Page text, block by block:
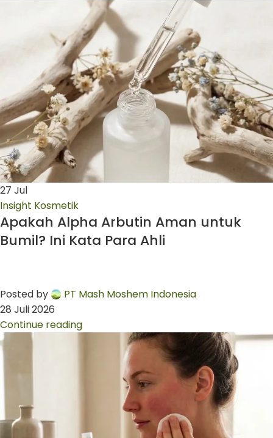
27 Jul
Insight Kosmetik
Apakah Alpha Arbutin Aman untuk
Bumil? Ini Kata Para Ahli
Posted by
PT Mash Moshem Indonesia
28 Juli 2026
Continue reading